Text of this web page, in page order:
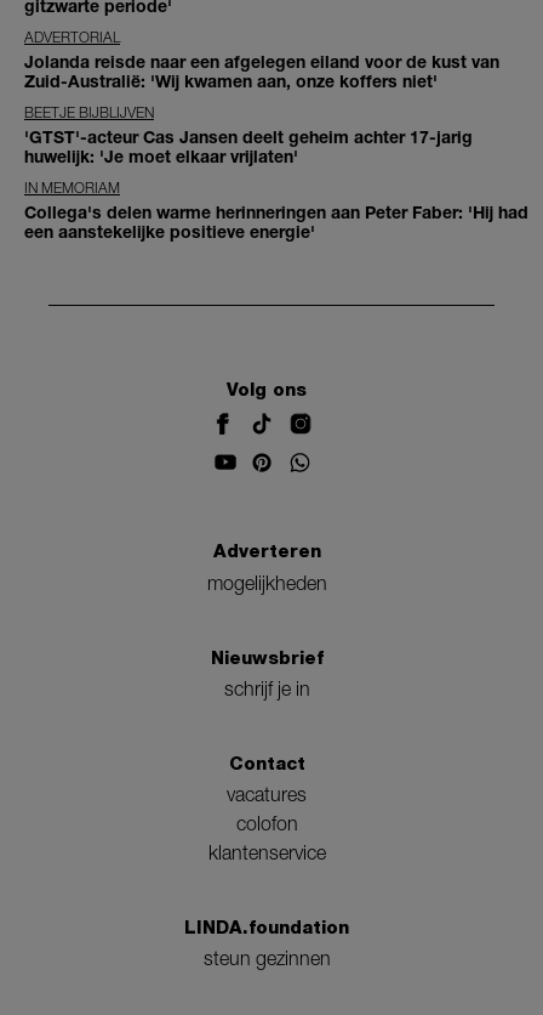
gitzwarte periode'
ADVERTORIAL
Jolanda reisde naar een afgelegen eiland voor de kust van
Zuid-Australië: 'Wij kwamen aan, onze koffers niet'
BEETJE BIJBLIJVEN
'GTST'-acteur Cas Jansen deelt geheim achter 17-jarig
huwelijk: 'Je moet elkaar vrijlaten'
IN MEMORIAM
Collega's delen warme herinneringen aan Peter Faber: 'Hij had
een aanstekelijke positieve energie'
Volg ons
Adverteren
mogelijkheden
Nieuwsbrief
schrijf je in
Contact
vacatures
colofon
klantenservice
LINDA.foundation
steun gezinnen